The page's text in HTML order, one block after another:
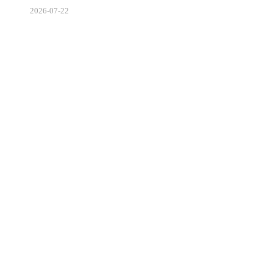
2026-07-22